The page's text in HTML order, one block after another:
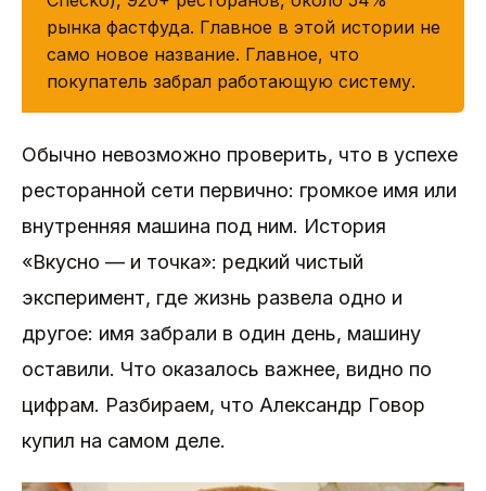
рынка фастфуда. Главное в этой истории не
само новое название. Главное, что
покупатель забрал работающую систему.
Обычно невозможно проверить, что в успехе
ресторанной сети первично: громкое имя или
внутренняя машина под ним. История
«Вкусно — и точка»: редкий чистый
эксперимент, где жизнь развела одно и
другое: имя забрали в один день, машину
оставили. Что оказалось важнее, видно по
цифрам. Разбираем, что Александр Говор
купил на самом деле.